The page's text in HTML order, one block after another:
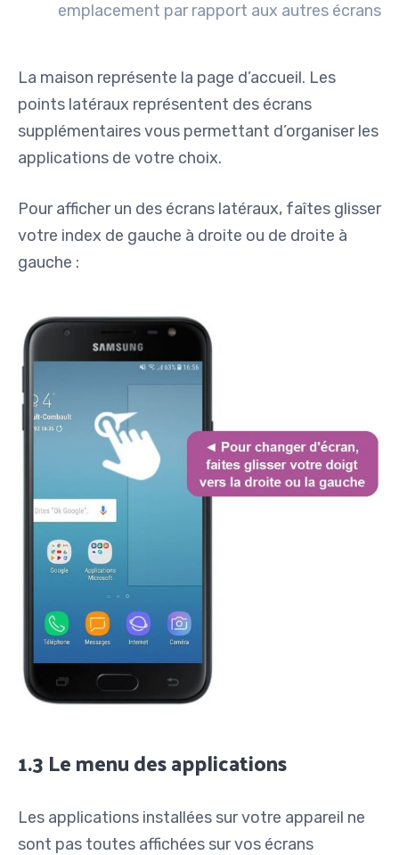
emplacement par rapport aux autres écrans
La maison représente la page d’accueil. Les
points latéraux représentent des écrans
supplémentaires vous permettant d’organiser les
applications de votre choix.
Pour afficher un des écrans latéraux, faîtes glisser
votre index de gauche à droite ou de droite à
gauche :
1.3 Le menu des applications
Les applications installées sur votre appareil ne
sont pas toutes affichées sur vos écrans